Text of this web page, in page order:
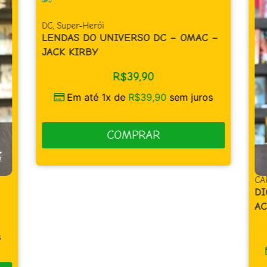
DC,Super-Herói
LENDAS DO UNIVERSO DC – OMAC –
JACK KIRBY
R$39,90
Em até 1x de R$39,90 sem juros
COMPRAR